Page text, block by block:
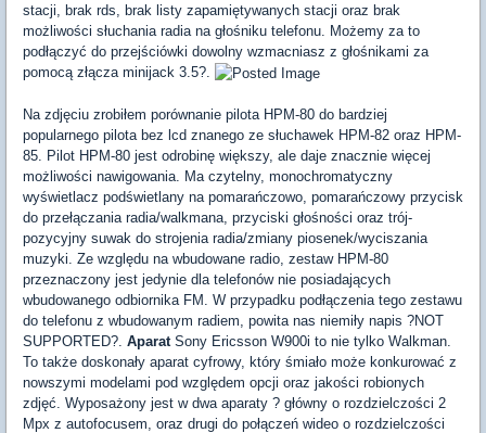
stacji, brak rds, brak listy zapamiętywanych stacji oraz brak
możliwości słuchania radia na głośniku telefonu. Możemy za to
podłączyć do przejściówki dowolny wzmacniasz z głośnikami za
pomocą złącza minijack 3.5?.
Na zdjęciu zrobiłem porównanie pilota HPM-80 do bardziej
popularnego pilota bez lcd znanego ze słuchawek HPM-82 oraz HPM-
85. Pilot HPM-80 jest odrobinę większy, ale daje znacznie więcej
możliwości nawigowania. Ma czytelny, monochromatyczny
wyświetlacz podświetlany na pomarańczowo, pomarańczowy przycisk
do przełączania radia/walkmana, przyciski głośności oraz trój-
pozycyjny suwak do strojenia radia/zmiany piosenek/wyciszania
muzyki. Ze względu na wbudowane radio, zestaw HPM-80
przeznaczony jest jedynie dla telefonów nie posiadających
wbudowanego odbiornika FM. W przypadku podłączenia tego zestawu
do telefonu z wbudowanym radiem, powita nas niemiły napis ?NOT
SUPPORTED?. Aparat Sony Ericsson W900i to nie tylko Walkman.
To także doskonały aparat cyfrowy, który śmiało może konkurować z
nowszymi modelami pod względem opcji oraz jakości robionych
zdjęć. Wyposażony jest w dwa aparaty ? główny o rozdzielczości 2
Mpx z autofocusem, oraz drugi do połączeń wideo o rozdzielczości